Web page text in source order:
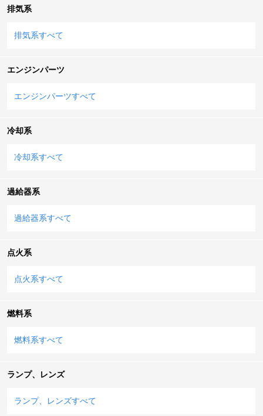
排気系
排気系すべて
エンジンパーツ
エンジンパーツすべて
冷却系
冷却系すべて
過給器系
過給器系すべて
点火系
点火系すべて
燃料系
燃料系すべて
ランプ、レンズ
ランプ、レンズすべて